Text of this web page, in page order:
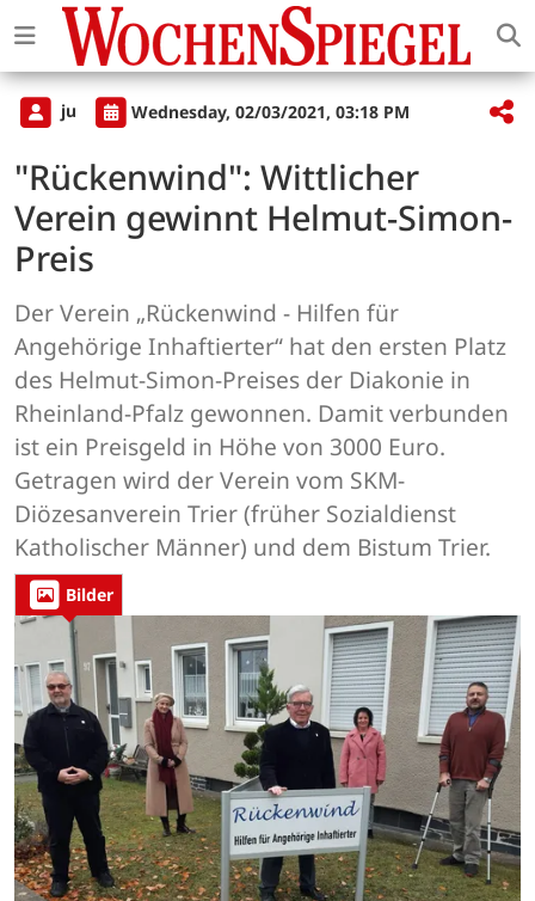
ju Wednesday, 02/03/2021, 03:18 PM
"Rückenwind": Wittlicher
Verein gewinnt Helmut-Simon-
Preis
Der Verein „Rückenwind - Hilfen für
Angehörige Inhaftierter“ hat den ersten Platz
des Helmut-Simon-Preises der Diakonie in
Rheinland-Pfalz gewonnen. Damit verbunden
ist ein Preisgeld in Höhe von 3000 Euro.
Getragen wird der Verein vom SKM-
Diözesanverein Trier (früher Sozialdienst
Katholischer Männer) und dem Bistum Trier.
Bilder